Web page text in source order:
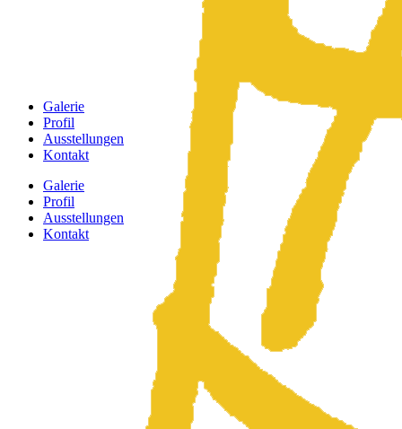
Galerie
Profil
Ausstellungen
Kontakt
Galerie
Profil
Ausstellungen
Kontakt